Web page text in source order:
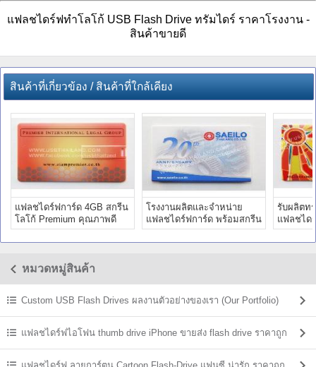
แฟลชไดร์ฟทำโลโก้ USB Flash Drive ทรัมไดร์ ราคาโรงงาน -
สินค้าขายดี
สินค้าที่เกี่ยวข้อง / สินค้าที่ใกล้เคียง
แฟลชไดร์ฟการ์ด 4GB สกรีน
โลโก้ Premium คุณภาพดี
ประกัน 5 ปี ราคาส่ง
โรงงานผลิตและจำหน่าย
แฟลชไดร์ฟการ์ด พร้อมสกรีน
โลโก้ ราคาส่ง ทัมไดร์
รับผลิตท
แฟลชได
สกรีนโล
หมวดหมู่สินค้า
Custom USB Flash Drives ผลงานตัวอย่างของเรา (Our Portfolio)
แฟลชไดร์ฟไอโฟน thumb drive iPhone ขายส่ง flash drive ราคาถูก